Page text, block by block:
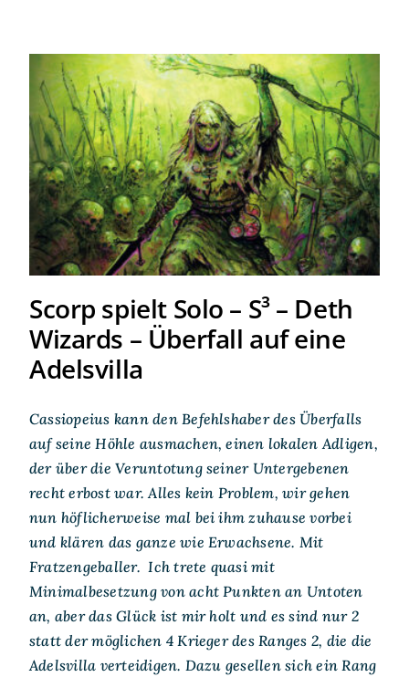
Scorp spielt Solo – S³ – Deth
Wizards – Überfall auf eine
Adelsvilla
Scorp spielt Solo – S³ – Deth
Wizards – Überfall auf eine
Adelsvilla
Cassiopeius kann den Befehlshaber des Überfalls
auf seine Höhle ausmachen, einen lokalen Adligen,
der über die Veruntotung seiner Untergebenen
recht erbost war. Alles kein Problem, wir gehen
nun höflicherweise mal bei ihm zuhause vorbei
und klären das ganze wie Erwachsene. Mit
Fratzengeballer. Ich trete quasi mit
Minimalbesetzung von acht Punkten an Untoten
an, aber das Glück ist mir holt und es sind nur 2
statt der möglichen 4 Krieger des Ranges 2, die die
Adelsvilla verteidigen. Dazu gesellen sich ein Rang